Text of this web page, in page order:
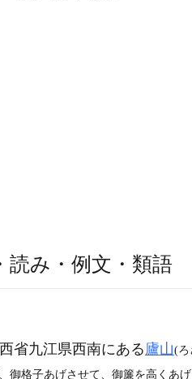
読み・例文・類語
省九江県西南にある廬山(ろ
格子あげさせて、御簾を高くあ